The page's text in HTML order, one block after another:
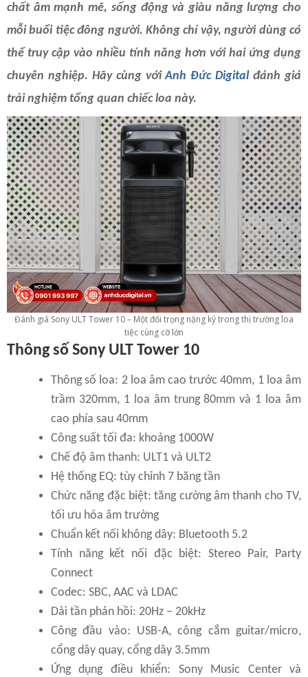
chất âm mạnh mẽ, sống động và giàu năng lượng cho
mỗi buổi tiệc đông người. Không chỉ vậy, người dùng có
thể truy cập vào nhiều tính năng hơn với hai ứng dụng
chuyên nghiệp. Hãy cùng vớiAnh Đức Digital đánh giá
trải nghiệm tổng quan chiếc loa này.
Đánh giá Sony ULT Tower 10 – Một đối trọng nặng ký trong thị trường loa
tiệc cùng cỡ lớn
Thông số Sony ULT Tower 10
Thông số loa: 2 loa âm cao trước 40mm, 1 loa âm
trầm 320mm, 1 loa âm trung 80mm và 1 loa âm
cao phía sau 40mm
Công suất tối đa: khoảng 1000W
Chế độ âm thanh: ULT1 và ULT2
Hệ thống EQ: tùy chỉnh 7 băng tần
Chức năng đặc biệt: tăng cường âm thanh cho TV,
tối ưu hóa âm trường
Chuẩn kết nối không dây: Bluetooth 5.2
Tính năng kết nối đặc biệt: Stereo Pair, Party
Connect
Codec: SBC, AAC và LDAC
Dải tần phản hồi: 20Hz – 20kHz
Công đầu vào: USB-A, công cắm guitar/micro,
cổng dây quay, cổng dây 3.5mm
Ứng dụng điều khiển: Sony Music Center và